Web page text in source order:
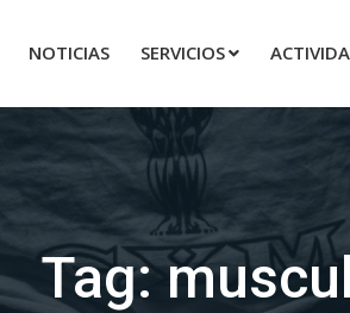
NOTICIAS SERVICIOS
Tag: